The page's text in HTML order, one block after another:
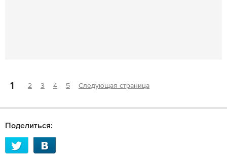
1 2 3 4 5 Следующая страница
Поделиться: